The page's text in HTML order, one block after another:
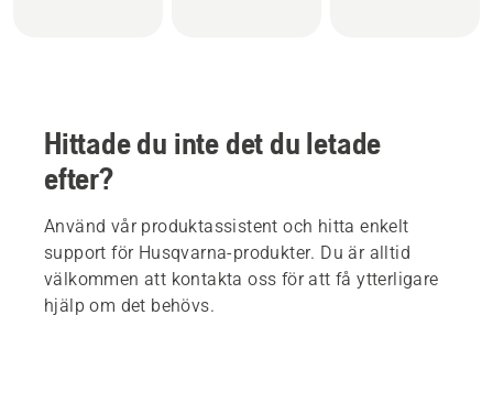
Hittade du inte det du letade
efter?
Använd vår produktassistent och hitta enkelt
support för Husqvarna-produkter. Du är alltid
välkommen att kontakta oss för att få ytterligare
hjälp om det behövs.